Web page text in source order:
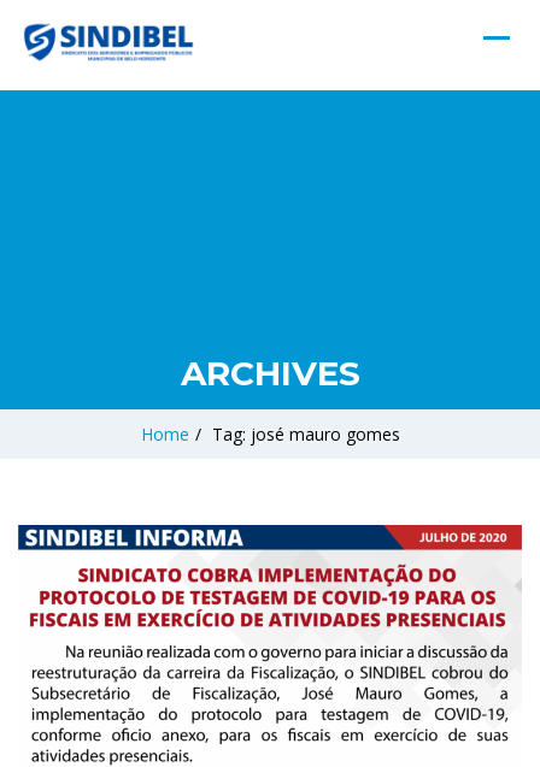
ARCHIVES
Home / Tag: josé mauro gomes